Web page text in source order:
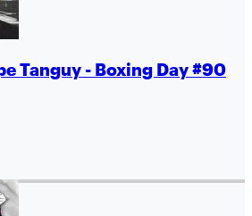
Tanguy - Boxing Day #90